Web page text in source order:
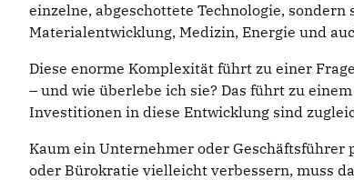
einzelne, abgeschottete Technologie,
Materialentwicklung, Medizin, Energie und
Diese enorme Komplexität führt zu einer
– und wie überlebe ich sie? Das führt zu
Investitionen in diese Entwicklung sind
Kaum ein Unternehmer oder Geschäftsführer
oder Bürokratie vielleicht verbessern, muss